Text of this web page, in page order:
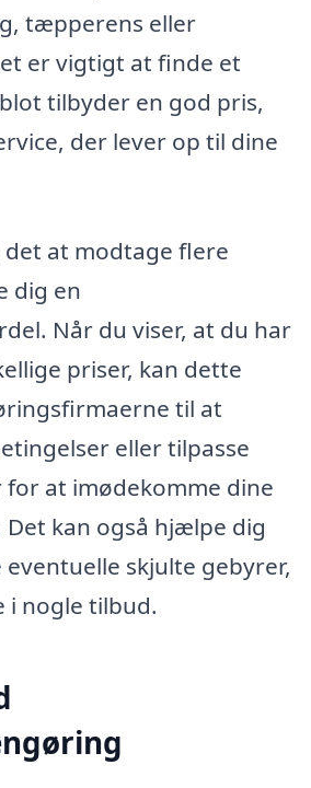
tæpperens eller
er vigtigt at finde et
tilbyder en god pris,
der lever op til dine
at modtage flere
dig en
Når du viser, at du har
priser, kan dette
til at
eller tilpasse
at imødekomme dine
Det kan også hjælpe dig
skjulte gebyrer,
nogle tilbud.